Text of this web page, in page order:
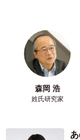
「所有していれ
います。
その点、走行距
ので、使用頻度
らせます。
（3）財政の安定
森岡 浩
姓氏研究家